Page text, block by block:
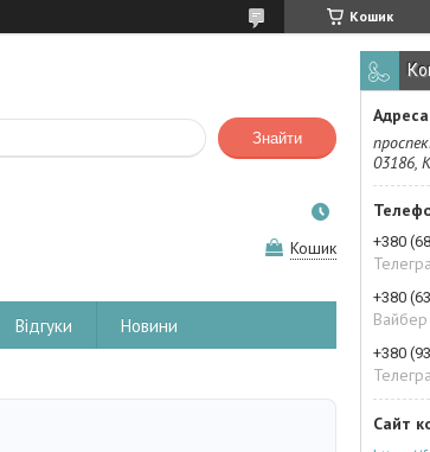
Кошик
Знайти
Кошик
Відгуки Новини
03186,
+380
+380
Вайбер
+380